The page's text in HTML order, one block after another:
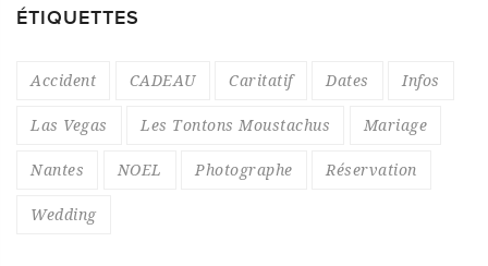
ÉTIQUETTES
Accident CADEAU Caritatif Dates Infos
Las Vegas Les Tontons Moustachus Mariage
Nantes NOEL Photographe Réservation
Wedding